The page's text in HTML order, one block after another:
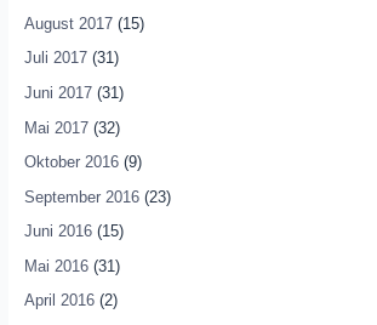
August 2017(15)
Juli 2017(31)
Juni 2017(31)
Mai 2017(32)
Oktober 2016(9)
September 2016(23)
Juni 2016(15)
Mai 2016(31)
April 2016(2)